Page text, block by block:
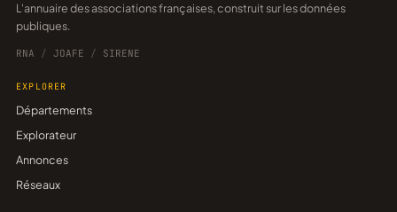
L'annuaire des associations françaises, construit sur les données
publiques.
RNA / JOAFE / SIRENE
EXPLORER
Départements
Explorateur
Annonces
Réseaux